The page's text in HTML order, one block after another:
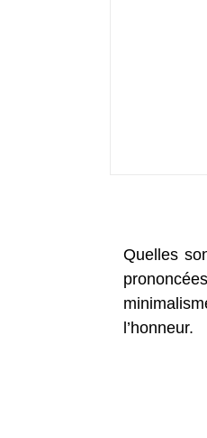
Quelles
l’honneur.